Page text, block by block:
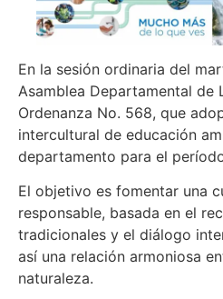
En la sesión ordinaria del
Asamblea Departamental de
Ordenanza No. 568, que
intercultural de educación
departamento para el
El objetivo es fomentar una
responsable, basada en el
tradicionales y el diálogo
así una relación armoniosa
naturaleza.